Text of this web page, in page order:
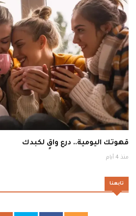
قهوتك اليومية.. درع واقٍ لكبدك
منذ 4 أيام
تابعنا